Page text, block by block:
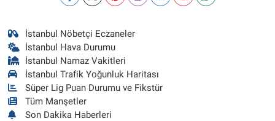
İstanbul Nöbetçi Eczaneler
İstanbul Hava Durumu
İstanbul Namaz Vakitleri
İstanbul Trafik Yoğunluk Haritası
Süper Lig Puan Durumu ve Fikstür
Tüm Manşetler
Son Dakika Haberleri